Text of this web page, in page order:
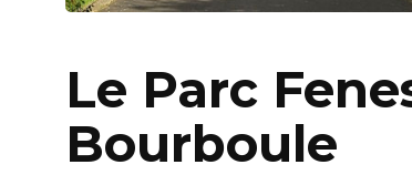
Le Parc
Bourboule